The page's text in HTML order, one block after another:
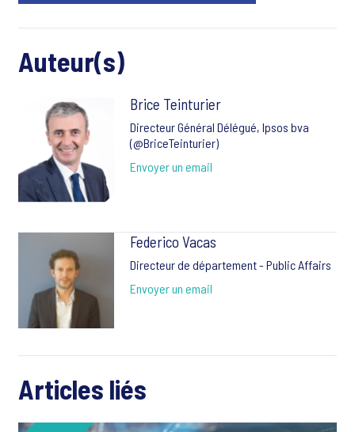
Auteur(s)
Brice Teinturier
Directeur Général Délégué, Ipsos bva
(@BriceTeinturier)
Envoyer un email
Federico Vacas
Directeur de département - Public Affairs
Envoyer un email
Articles liés